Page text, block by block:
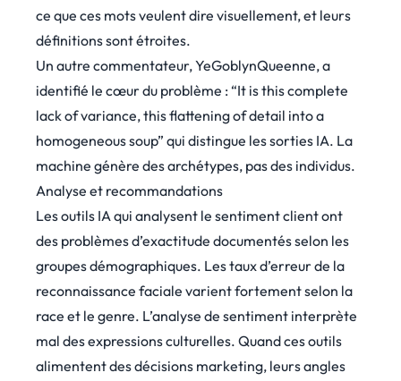
ce que ces mots veulent dire visuellement, et leurs
définitions sont étroites.
Un autre commentateur, YeGoblynQueenne, a
identifié le cœur du problème : “It is this complete
lack of variance, this flattening of detail into a
homogeneous soup” qui distingue les sorties IA. La
machine génère des archétypes, pas des individus.
Analyse et recommandations
Les outils IA qui analysent le sentiment client ont
des problèmes d’exactitude documentés selon les
groupes démographiques. Les taux d’erreur de la
reconnaissance faciale varient fortement selon la
race et le genre. L’analyse de sentiment interprète
mal des expressions culturelles. Quand ces outils
alimentent des décisions marketing, leurs angles